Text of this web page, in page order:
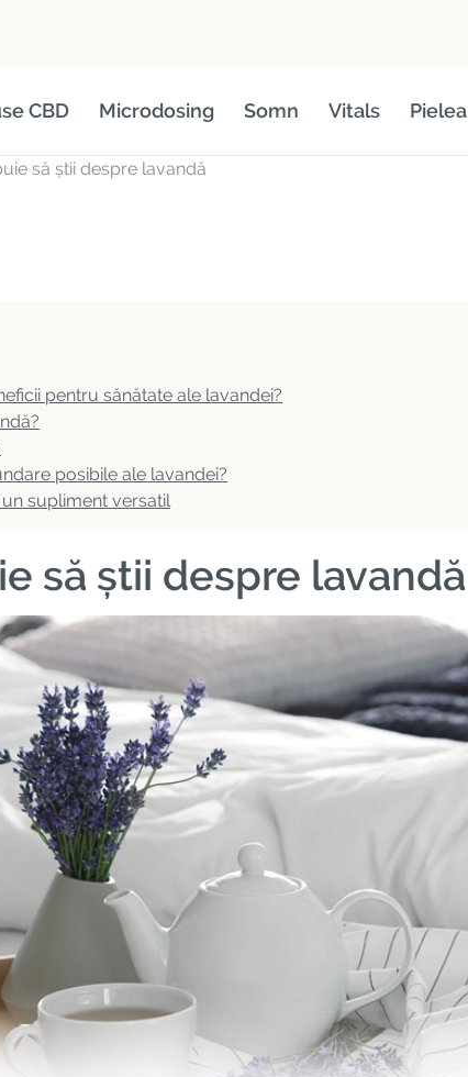
CBD Microdosing Somn Vitals Pielea
să știi despre lavandă
pentru sănătate ale lavandei?
posibile ale lavandei?
supliment versatil
să știi despre lavandă